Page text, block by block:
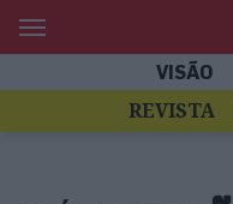
VISÃO
REVISTA